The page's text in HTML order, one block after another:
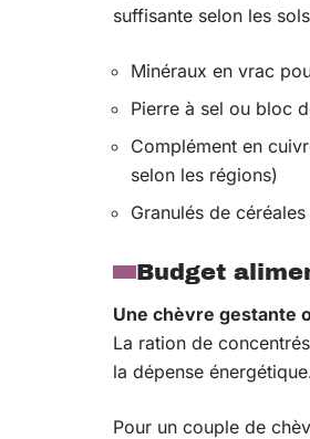
suffisante selon les
Minéraux en vrac
Pierre à sel ou bloc
Complément en
selon les régions)
Granulés de
Budget
Une chèvre gestante
La ration de
la dépense
Pour un couple de